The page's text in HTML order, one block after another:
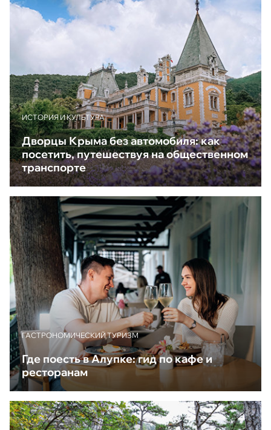
ИСТОРИЯ И КУЛЬТУРА
Дворцы Крыма без автомобиля: как
посетить, путешествуя на общественном
транспорте
ГАСТРОНОМИЧЕСКИЙ ТУРИЗМ
Где поесть в Алупке: гид по кафе и
ресторанам